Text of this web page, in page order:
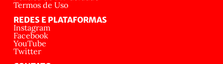
Termos de Uso
REDES E PLATAFORMAS
Instagram
Facebook
YouTube
Twitter